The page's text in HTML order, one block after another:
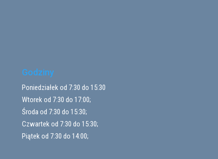
Godziny
Poniedziałek od 7:30 do 15:30
Wtorek od 7:30 do 17:00;
Środa od 7:30 do 15:30;
Czwartek od 7:30 do 15:30;
Piątek od 7:30 do 14:00;